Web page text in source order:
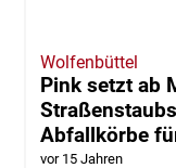
Wolfenbüttel
Pink setzt ab
Abfallkörbe
vor 15 Jahren